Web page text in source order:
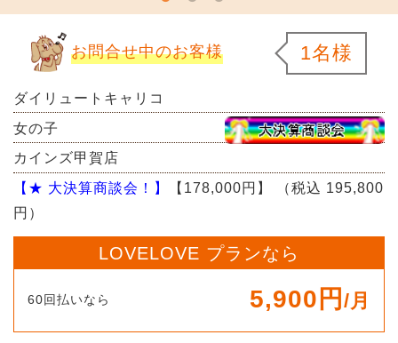
お問合せ中のお客様 1名様
ダイリュートキャリコ
女の子
カインズ甲賀店
【★ 大決算商談会！】
【178,000円】
（税込 195,800
円）
LOVELOVE プランなら
60回払いなら 5,900円 /月